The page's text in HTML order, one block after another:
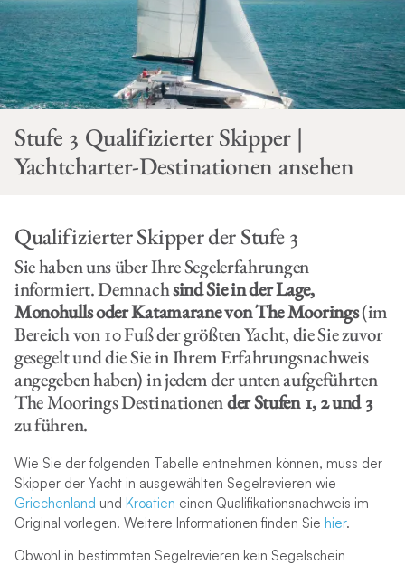
Stufe 3 Qualifizierter Skipper |
Yachtcharter-Destinationen ansehen
Qualifizierter Skipper der Stufe 3
Sie haben uns über Ihre Segelerfahrungen
informiert. Demnachsind Sie in der Lage,
Monohulls oder Katamaranevon The Moorings(im
Bereich von 10 Fuß der größten Yacht, die Sie zuvor
gesegelt und die Sie in Ihrem Erfahrungsnachweis
angegeben haben) in jedem der unten aufgeführten
The Moorings Destinationender Stufen 1, 2 und 3
zu führen.
Wie Sie der folgenden Tabelle entnehmen können, muss der
Skipper der Yacht in ausgewählten Segelrevieren wie
Griechenland und Kroatien einen Qualifikationsnachweis im
Original vorlegen. Weitere Informationen finden Sie hier.
Obwohl in bestimmten Segelrevieren kein Segelschein